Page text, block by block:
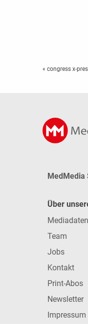
« congress x-
MedMedia
Über
Mediadaten
Team
Jobs
Kontakt
Print-Abos
Newsletter
Impressum